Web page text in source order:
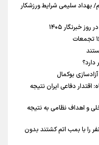
بهداد سلیمی شرایط ورزشکار
۱۴۰۵
بوکمال
دفاعی ایران نتیجه
و اهداف نظامی به نتیجه
را با بمب اتم کشتند بدون